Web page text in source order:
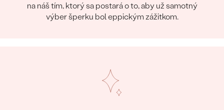
na náš tím, ktorý sa postará o to, aby už samotný
výber šperku bol eppickým zážitkom.